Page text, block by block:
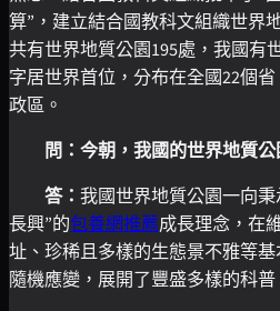
算”，建立結合國教科文組織世界
共有世界地質公園195處，我國有
字居世界首位，分布在全國22個
政區。
問：今朝，我國的世界地質
答：我國世界地質公園一向
長興”的包養網推薦成長理念，在
址、珍稀且多樣的生態景不雅等
隨機應變，展開了豐盛多樣的科